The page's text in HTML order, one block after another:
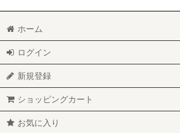
ホーム
ログイン
新規登録
ショッピングカート
お気に入り